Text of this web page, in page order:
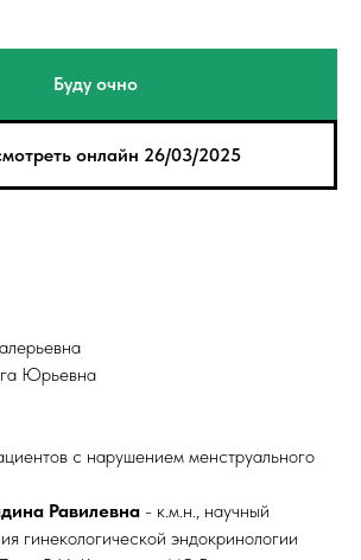
Буду очно
онлайн 26/03/2025
Юрьевна
с нарушением менструального
Равилевна - к.м.н., научный
гинекологической эндокринологии